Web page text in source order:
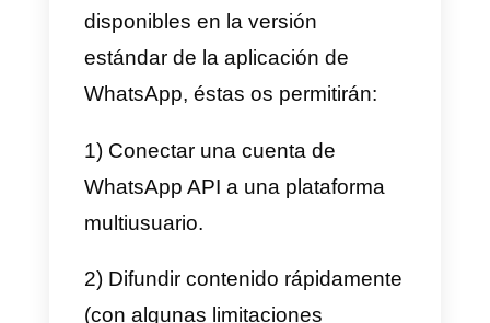
de perfil, con la aplicación
Business dedicada podremos
visita, con toda la información útil
para ser reconocidos y
nombre, logo, foto, descripción,